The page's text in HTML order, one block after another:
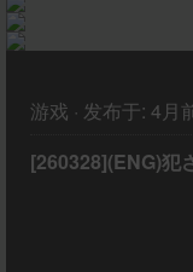
游戏 · 发布于: 4月
[260328](ENG)犯